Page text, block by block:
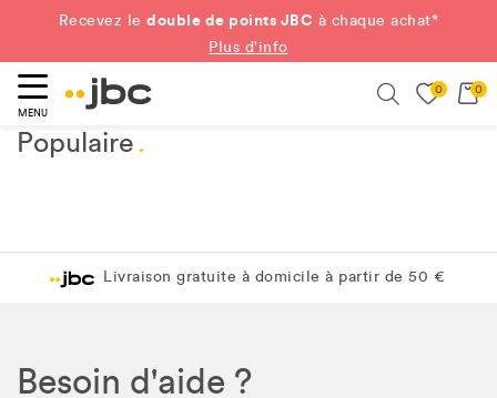
Recevez ledouble de points JBC à chaque achat*
Plus d'info
MENU
0 0
Populaire.
Livraison gratuite à domicile à partir de 50 €
Besoin d'aide ?